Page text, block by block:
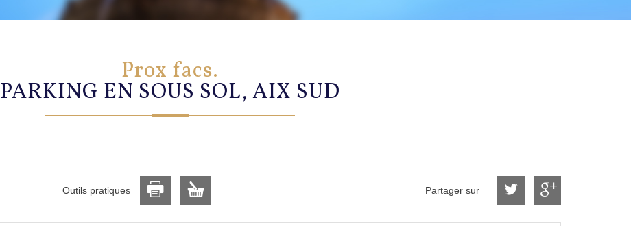
prox facs.
PARKING EN SOUS SOL, AIX SUD
Outils pratiques Partager sur